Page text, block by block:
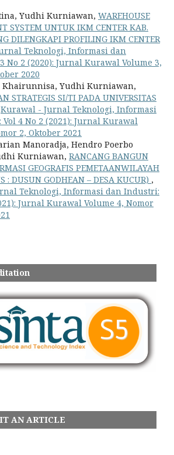
Yudhi Kurniawan, WAREHOUSE
SYSTEM UNTUK IKM CENTER KAB.
DILENGKAPI PROFILING IKM CENTER
Teknologi, Informasi dan
No 2 (2020): Jurnal Kurawal Volume 3,
2020
Khairunnisa, Yudhi Kurniawan,
STRATEGIS SI/TI PADA UNIVERSITAS
Kurawal - Jurnal Teknologi, Informasi
4 No 2 (2021): Jurnal Kurawal
2, Oktober 2021
Manoradja, Hendro Poerbo
Kurniawan, RANCANG BANGUN
GEOGRAFIS PEMETAANWILAYAH
: DUSUN GODHEAN – DESA KUCUR) ,
Teknologi, Informasi dan Industri:
Jurnal Kurawal Volume 4, Nomor
ARTICLE